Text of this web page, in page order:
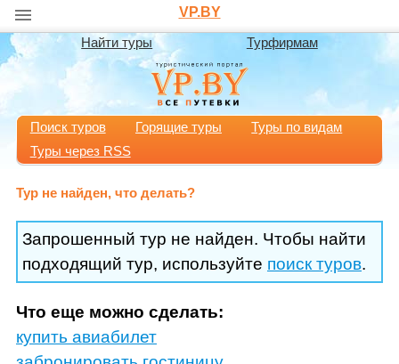
VP.BY
Найти туры Турфирмам
Поиск туров Горящие туры
Туры по видам
Туры через RSS
Тур не найден, что делать?
Запрошенный тур не найден. Чтобы найти
подходящий тур, используйте поиск туров.
Что еще можно сделать:
купить авиабилет